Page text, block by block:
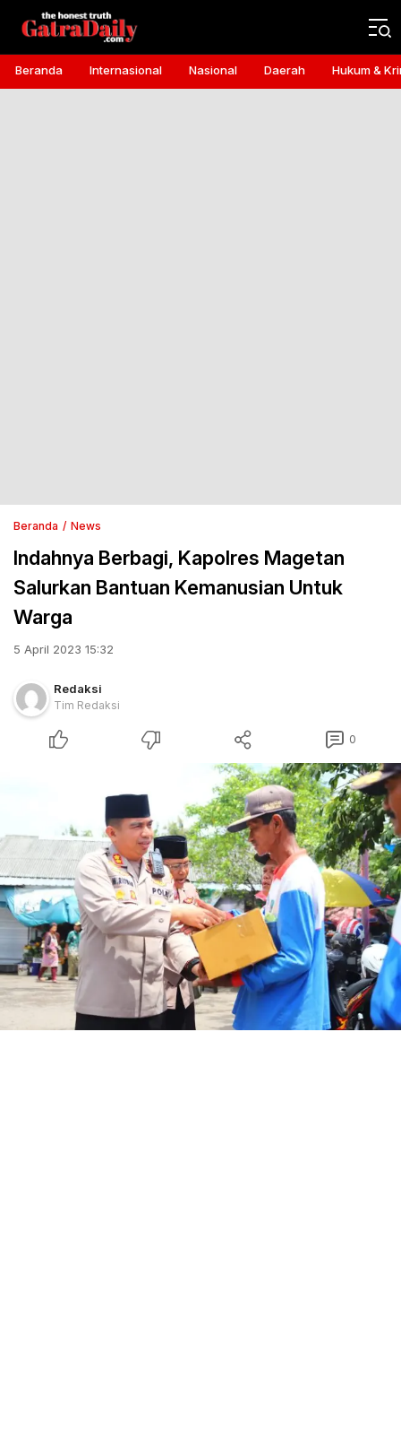
Gatra Daily
the honest truth
Beranda Internasional Nasional Daerah Hukum &
Beranda News
Indahnya Berbagi, Kapolres Magetan
Salurkan Bantuan Kemanusian Untuk
Warga
5 April 2023 15:32
Redaksi
Tim Redaksi
0